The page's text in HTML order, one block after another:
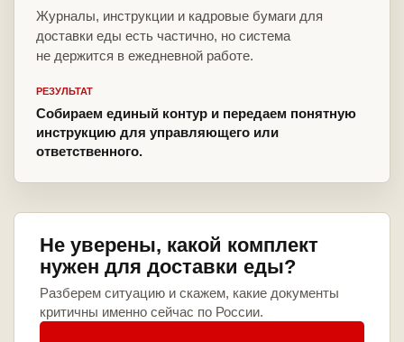
Журналы, инструкции и кадровые бумаги для
доставки еды есть частично, но система
не держится в ежедневной работе.
РЕЗУЛЬТАТ
Собираем единый контур и передаем понятную
инструкцию для управляющего или
ответственного.
Не уверены, какой комплект
нужен для доставки еды?
Разберем ситуацию и скажем, какие документы
критичны именно сейчас по России.